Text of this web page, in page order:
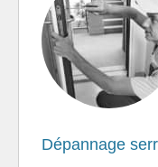
Dépannage